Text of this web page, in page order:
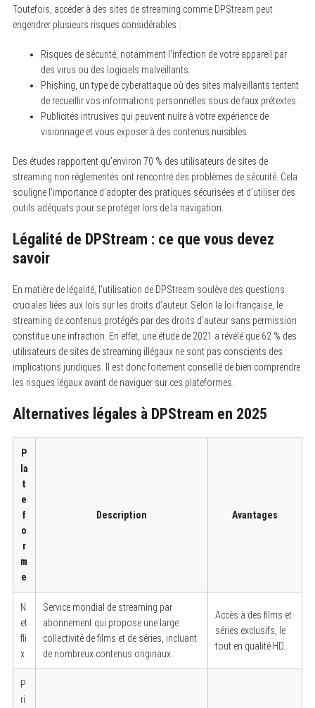
Toutefois, accéder à des sites de streaming comme DPStream peut
engendrer plusieurs risques considérables :
Risques de sécurité, notamment l’infection de votre appareil par
des virus ou des logiciels malveillants.
Phishing, un type de cyberattaque où des sites malveillants tentent
de recueillir vos informations personnelles sous de faux prétextes.
Publicités intrusives qui peuvent nuire à votre expérience de
visionnage et vous exposer à des contenus nuisibles.
Des études rapportent qu’environ 70 % des utilisateurs de sites de
streaming non réglementés ont rencontré des problèmes de sécurité. Cela
souligne l’importance d’adopter des pratiques sécurisées et d’utiliser des
outils adéquats pour se protéger lors de la navigation.
Légalité de DPStream : ce que vous devez
savoir
En matière de légalité, l’utilisation de DPStream soulève des questions
cruciales liées aux lois sur les droits d’auteur. Selon la loi française, le
streaming de contenus protégés par des droits d’auteur sans permission
constitue une infraction. En effet, une étude de 2021 a révélé que 62 % des
utilisateurs de sites de streaming illégaux ne sont pas conscients des
implications juridiques. Il est donc fortement conseillé de bien comprendre
les risques légaux avant de naviguer sur ces plateformes.
Alternatives légales à DPStream en 2025
P
la
t
e
f
o
r
m
e
Description Avantages
N
et
fli
x
Service mondial de streaming par
abonnement qui propose une large
collectivité de films et de séries, incluant
de nombreux contenus originaux.
Accès à des films et
séries exclusifs, le
tout en qualité HD.
P
ri